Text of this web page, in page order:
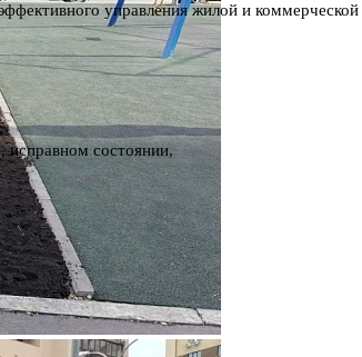
управления жилой и коммерческой
состоянии,